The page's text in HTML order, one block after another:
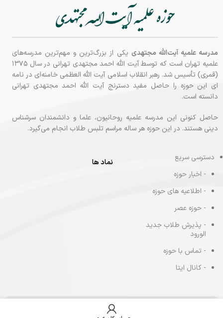
مدرسه علمیه آیت‌الله مجتهدی یکی از بزرگ‌ترین و مهم‌ترین مدرسه‌های
علمیه تهران است که توسط آیت الله احمد مجتهدی تهرانی در سال ۱۳۷۵
(قمری) تأسیس شد. رهبر انقلاب اسلامی آیت الله العظمی خامنه‌ای در نامه‌
ای این حوزه را حاصل مفید دسترنج آیت الله احمد مجتهدی تهرانی
دانسته‌ است.
حاصل کنونی این مدرسه علمیه روحانیون، علما و دانشمندان سرشناس
دینی هستند. در این حوزه هر ساله مراسم تلبس طلاب انجام می‌گیرد.
دسترسی سریع
- اخبار حوزه
- اطلاعیه های حوزه
- حوزه عصر
- پذیرش طلاب جدید
الورود
- تماس با حوزه
- کانال ایتا
نماد ها
تمامی حقوق متعلق به حوزه علمیه آیت الله مجتهدی می باشد . طراحی و توسعه
وب توسطمنتو وب